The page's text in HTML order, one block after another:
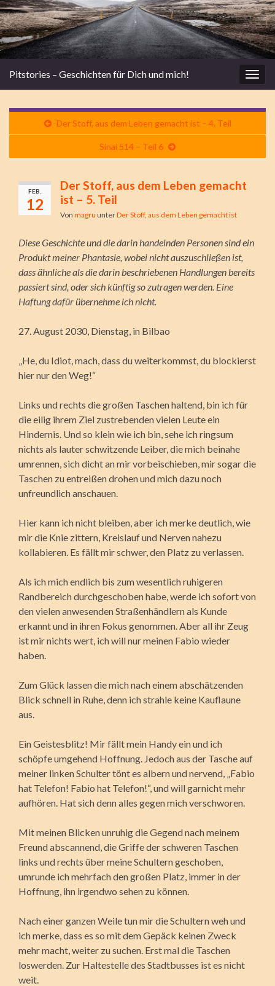
Pitstories – Geschichten für Dich und mich!
Der Stoff, aus dem Leben gemacht ist – 4. Teil
Sinai 514 – Teil 6
FEB.
12
Der Stoff, aus dem Leben gemacht
ist – 5. Teil
Von magru unterDer Stoff, aus dem Leben gemacht ist
Diese Geschichte und die darin handelnden Personen sind ein
Produkt meiner Phantasie, wobei nicht auszuschließen ist,
dass ähnliche als die darin beschriebenen Handlungen bereits
passiert sind, oder sich künftig so zutragen werden. Eine
Haftung dafür übernehme ich nicht.
27. August 2030, Dienstag, in Bilbao
„He, du Idiot, mach, dass du weiterkommst, du blockierst
hier nur den Weg!“
Links und rechts die großen Taschen haltend, bin ich für
die eilig ihrem Ziel zustrebenden vielen Leute ein
Hindernis. Und so klein wie ich bin, sehe ich ringsum
nichts als lauter schwitzende Leiber, die mich beinahe
umrennen, sich dicht an mir vorbeischieben, mirsogar die
Taschen zu entreißen drohen und mich dazu noch
unfreundlich anschauen.
Hier kann ich nicht bleiben, aber ich merke deutlich, wie
mir die Knie zittern, Kreislauf und Nerven nahezu
kollabieren. Es fällt mir schwer, den Platz zu verlassen.
Als ich mich endlich bis zum wesentlich ruhigeren
Randbereich durchgeschoben habe, werde ich sofort von
den vielen anwesenden Straßenhändlern als Kunde
erkannt und in ihren Fokus genommen. Aber all ihr Zeug
ist mir nichts wert, ich will nur meinen Fabio wieder
haben.
Zum Glück lassen die mich nach einem abschätzenden
Blick schnell in Ruhe, denn ich strahle keine Kauflaune
aus.
Ein Geistesblitz! Mir fällt mein Handy ein und ich
schöpfe umgehend Hoffnung. Jedoch aus der Tasche auf
meiner linken Schulter tönt es albern und nervend, „Fabio
hat Telefon! Fabio hat Telefon!“, und will garnicht mehr
aufhören. Hat sich denn alles gegen mich verschworen.
Mit meinen Blicken unruhig die Gegend nach meinem
Freund abscannend, die Griffe der schweren Taschen
links und rechts über meine Schultern geschoben,
umrunde ich mehrfach den großen Platz, immer in der
Hoffnung, ihn irgendwo sehen zu können.
Nach einer ganzen Weile tun mir die Schultern weh und
ich merke, dass es so mit dem Gepäck keinen Zweck
mehr macht, weiter zu suchen. Erst mal die Taschen
loswerden. Zur Haltestelle des Stadtbusses ist es nicht
weit.